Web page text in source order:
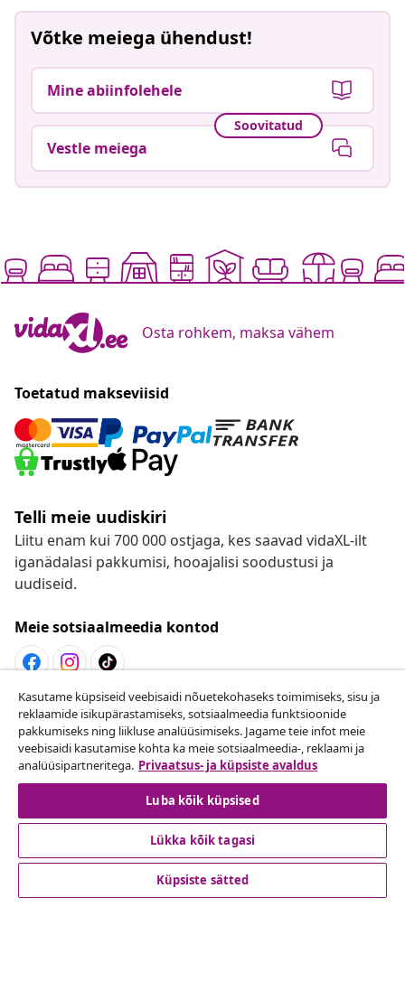
Võtke meiega ühendust!
Mine abiinfolehele
Soovitatud
Vestle meiega
Osta rohkem, maksa vähem
Toetatud makseviisid
Telli meie uudiskiri
Liitu enam kui 700 000 ostjaga, kes saavad vidaXL-ilt
iganädalasi pakkumisi, hooajalisi soodustusi ja
uudiseid.
Meie sotsiaalmeedia kontod
Lepingust taganemine
Esita oma tellimuse kohta tagastamissoov.
Lepingust taganemine
Klienditeenindus
Kasutame küpsiseid veebisaidi nõuetekohaseks toimimiseks, sisu ja
reklaamide isikupärastamiseks, sotsiaalmeedia funktsioonide
pakkumiseks ning liikluse analüüsimiseks. Jagame teie infot meie
veebisaidi kasutamise kohta ka meie sotsiaalmeedia-, reklaami ja
analüüsipartneritega. Privaatsus- ja küpsiste avaldus
Luba kõik küpsised
Lükka kõik tagasi
Küpsiste sätted